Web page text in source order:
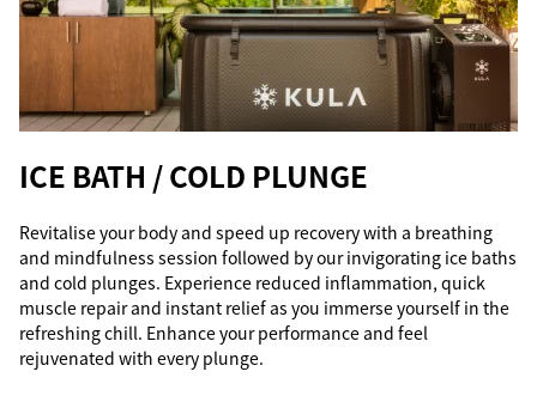
ICE BATH / COLD PLUNGE
Revitalise your body and speed up recovery with a breathing
and mindfulness session followed by our invigorating ice baths
and cold plunges. Experience reduced inflammation, quick
muscle repair and instant relief as you immerse yourself in the
refreshing chill. Enhance your performance and feel
rejuvenated with every plunge.